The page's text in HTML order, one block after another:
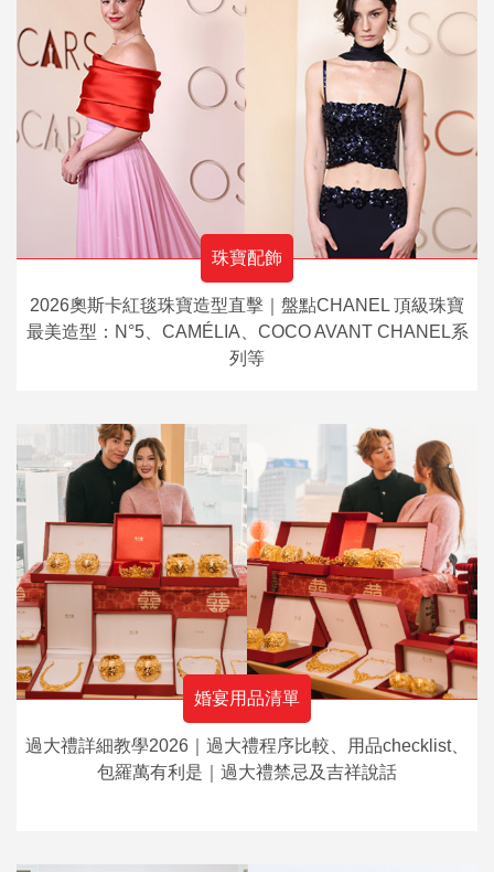
珠寶配飾
2026奧斯卡紅毯珠寶造型直擊｜盤點CHANEL 頂級珠寶
最美造型：N°5、CAMÉLIA、COCO AVANT CHANEL系
列等
婚宴用品清單
過大禮詳細教學2026｜過大禮程序比較、用品checklist、
包羅萬有利是｜過大禮禁忌及吉祥說話